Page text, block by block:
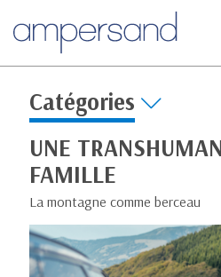
Catégories
UNE
FAMILLE
La montagne comme berceau